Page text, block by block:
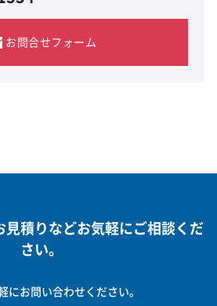
お問合せフォーム
見積りなどお気軽にご相談くだ
さい。
にお問い合わせください。